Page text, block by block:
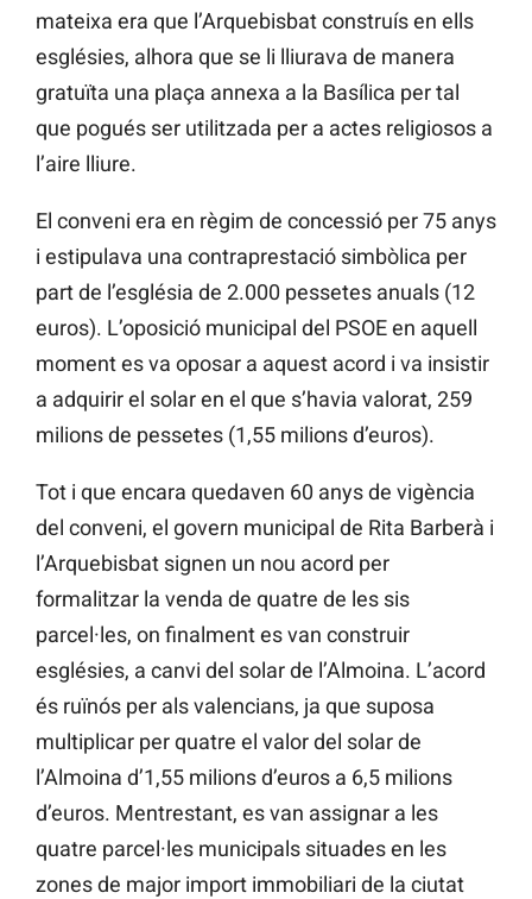
mateixa era que l’Arquebisbat construís en ells
esglésies, alhora que se li lliurava de manera
gratuïta una plaça annexa a la Basílica per tal
que pogués ser utilitzada per a actes religiosos a
l’aire lliure.
El conveni era en règim de concessió per 75 anys
i estipulava una contraprestació simbòlica per
part de l’església de 2.000 pessetes anuals (12
euros). L’oposició municipal del PSOE en aquell
moment es va oposar a aquest acord i va insistir
a adquirir el solar en el que s’havia valorat, 259
milions de pessetes (1,55 milions d’euros).
Tot i que encara quedaven 60 anys de vigència
del conveni, el govern municipal de Rita Barberà i
l’Arquebisbat signen un nou acord per
formalitzar la venda de quatre de les sis
parcel·les, on finalment es van construir
esglésies, a canvi del solar de l’Almoina. L’acord
és ruïnós per als valencians, ja que suposa
multiplicar per quatre el valor del solar de
l’Almoina d’1,55 milions d’euros a 6,5 ​​milions
d’euros. Mentrestant, es van assignar a les
quatre parcel·les municipals situades en les
zones de major import immobiliari de la ciutat